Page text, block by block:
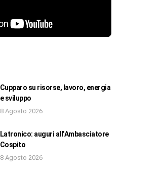
Cupparo su risorse, lavoro, energia
e sviluppo
8 Agosto 2026
Latronico: auguri all’Ambasciatore
Cospito
8 Agosto 2026